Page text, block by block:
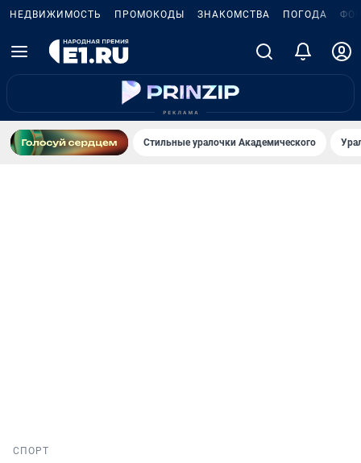
НЕДВИЖИМОСТЬ ПРОМОКОДЫ ЗНАКОМСТВА ПОГОДА
Стильные уралочки Академического
СПОРТ